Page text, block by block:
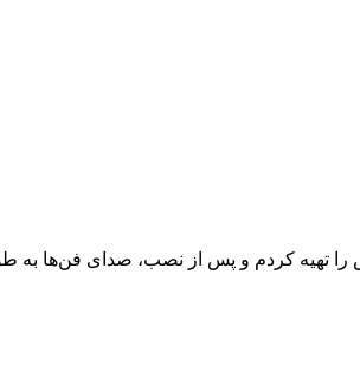
را تهیه کردم و پس از نصب، صدای فن‌ها به